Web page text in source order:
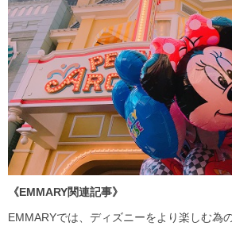
《EMMARY関連記事》
EMMARYでは、ディズニーをより楽しむ為